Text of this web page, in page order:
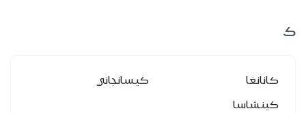
ك
كانانغا
كيسانجاني
كينشاسا